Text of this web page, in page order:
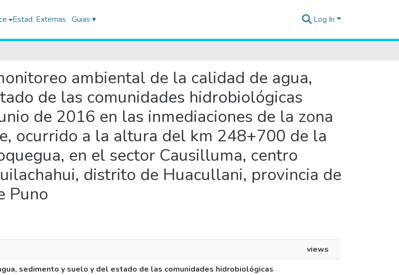
Estad. Externas Guias ▾ Log In
ambiental de la calidad de agua,
de las comunidades hidrobiológicas
de 2016 en las inmediaciones de la zona
ocurrido a la altura del km 248+700 de la
en el sector Causilluma, centro
distrito de Huacullani, provincia de
Puno
views
sedimento y suelo y del estado de las comunidades hidrobiológicas